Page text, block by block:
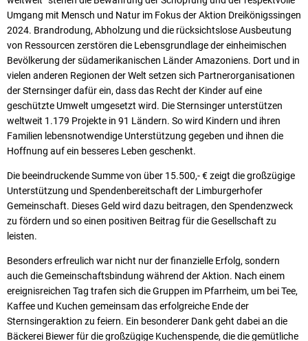
Umgang mit Mensch und Natur im Fokus der Aktion Dreikönigssingen
2024. Brandrodung, Abholzung und die rücksichtslose Ausbeutung
von Ressourcen zerstören die Lebensgrundlage der einheimischen
Bevölkerung der südamerikanischen Länder Amazoniens. Dort und in
vielen anderen Regionen der Welt setzen sich Partnerorganisationen
der Sternsinger dafür ein, dass das Recht der Kinder auf eine
geschützte Umwelt umgesetzt wird. Die Sternsinger unterstützen
weltweit 1.179 Projekte in 91 Ländern. So wird Kindern und ihren
Familien lebensnotwendige Unterstützung gegeben und ihnen die
Hoffnung auf ein besseres Leben geschenkt.
Die beeindruckende Summe von über 15.500,- € zeigt die großzügige
Unterstützung und Spendenbereitschaft der Limburgerhofer
Gemeinschaft. Dieses Geld wird dazu beitragen, den Spendenzweck
zu fördern und so einen positiven Beitrag für die Gesellschaft zu
leisten.
Besonders erfreulich war nicht nur der finanzielle Erfolg, sondern
auch die Gemeinschaftsbindung während der Aktion. Nach einem
ereignisreichen Tag trafen sich die Gruppen im Pfarrheim, um bei Tee,
Kaffee und Kuchen gemeinsam das erfolgreiche Ende der
Sternsingeraktion zu feiern. Ein besonderer Dank geht dabei an die
Bäckerei Biewer für die großzügige Kuchenspende, die die gemütliche